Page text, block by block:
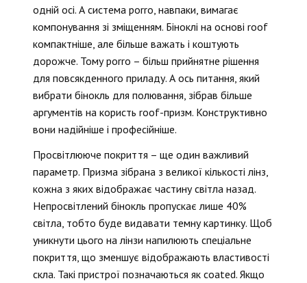
одній осі. А система porro, навпаки, вимагає
компонування зі зміщенням. Біноклі на основі roof
компактніше, але більше важать і коштують
дорожче. Тому porro – більш прийнятне рішення
для повсякденного приладу. А ось питання, який
вибрати бінокль для полювання, зібрав більше
аргументів на користь roof-призм. Конструктивно
вони надійніше і професійніше.
Просвітлююче покриття – ще один важливий
параметр. Призма зібрана з великої кількості лінз,
кожна з яких відображає частину світла назад.
Непросвітлений бінокль пропускає лише 40%
світла, тобто буде видавати темну картинку. Щоб
уникнути цього на лінзи напилюють спеціальне
покриття, що зменшує відображають властивості
скла. Такі пристрої позначаються як сoated. Якщо